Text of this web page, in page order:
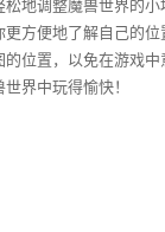
地调整魔兽世界的
方便地了解自己的
位置，以免在游戏
界中玩得愉快！